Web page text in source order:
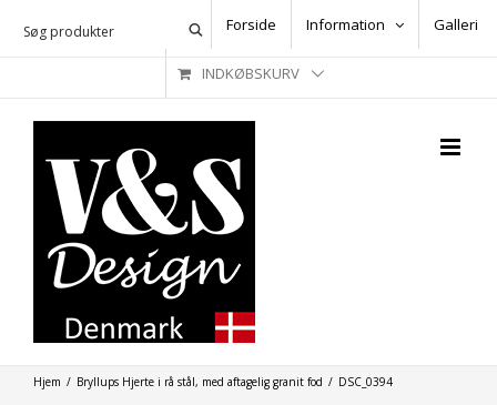
Forside Information Galleri
INDKØBSKURV
Hjem / Bryllups Hjerte i rå stål, med aftagelig granit fod / DSC_0394